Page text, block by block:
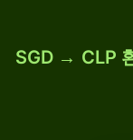
SGD → CLP